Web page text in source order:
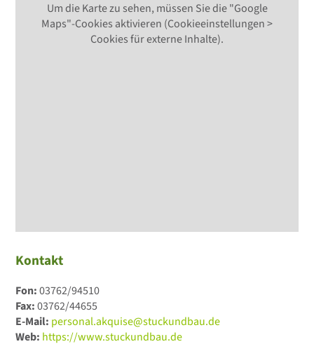
Um die Karte zu sehen, müssen Sie die "Google
Maps"-Cookies aktivieren (Cookieeinstellungen >
Cookies für externe Inhalte).
Kontakt
Fon:03762/94510
Fax:03762/44655
E-Mail: personal.akquise@stuckundbau.de
Web: https://www.stuckundbau.de